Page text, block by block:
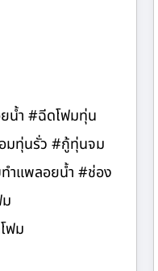
น้ำ #ฉีดโฟมทุ่น
มทุ่นรั่ว #กู้ทุ่นจม
ำแพลอยน้ำ #ช่อง
ฟม